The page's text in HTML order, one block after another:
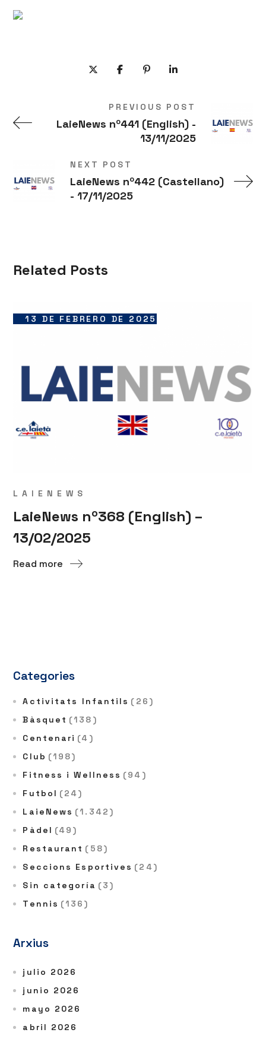
PREVIOUS POST
LaieNews nº441 (English) -
13/11/2025
NEXT POST
LaieNews nº442 (Castellano)
- 17/11/2025
Related Posts
13 DE FEBRERO DE 2025
LAIENEWS
LaieNews nº368 (English) –
13/02/2025
Read more
Categories
Activitats Infantils (26)
Bàsquet (138)
Centenari (4)
Club (198)
Fitness i Wellness (94)
Futbol (24)
LaieNews (1.342)
Pàdel (49)
Restaurant (58)
Seccions Esportives (24)
Sin categoría (3)
Tennis (136)
Arxius
julio 2026
junio 2026
mayo 2026
abril 2026